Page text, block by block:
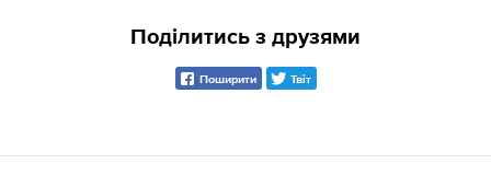
Поділитись з друзями
Поширити Твіт